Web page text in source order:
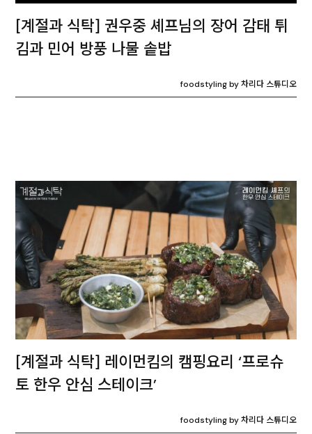
[계절과 식탁] 권우중 셰프님의 장어 감태 튀
김과 민어 방풍 나물 솥밥
foodstyling by 차리다 스튜디오
[계절과 식탁] 레이먼킴의 캠핑요리 ‘프로슈
토 한우 안심 스테이크’
foodstyling by 차리다 스튜디오